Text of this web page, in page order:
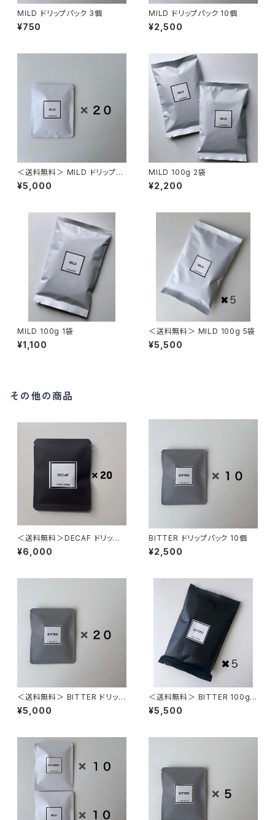
MILD ドリップパック 3個
¥750
MILD ドリップパック 10個
¥2,500
＜送料無料＞ MILD ドリップパ
ック 20個
¥5,000
MILD 100g 2袋
¥2,200
MILD 100g 1袋
¥1,100
＜送料無料＞ MILD 100g 5袋
¥5,500
その他の商品
＜送料無料＞DECAF ドリップ
パック 20個
¥6,000
BITTER ドリップパック 10個
¥2,500
＜送料無料＞ BITTER ドリップ
パック 20個
¥5,000
＜送料無料＞ BITTER 100g 5
袋
¥5,500